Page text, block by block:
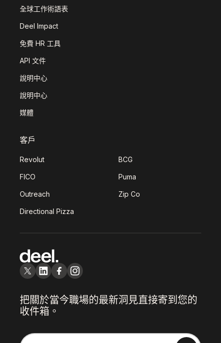
全球工作術語表
Deel Impact
免費 HR 工具
API 文件
說明中心
說明中心
媒體
客戶
Revolut BCG
FICO Puma
Outreach Zip Co
Directional Pizza
把關於當今職場的最新洞見直接寄到您的
收件箱。